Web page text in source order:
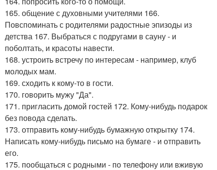
165. общение с духовными учителями 166.
Повспоминать с родителями радостные эпизоды из
детства 167. Выбраться с подругами в сауну - и
поболтать, и красоты навести.
168. устроить встречу по интересам - например, клуб
молодых мам.
169. сходить к кому-то в гости.
170. говорить мужу "Да".
171. пригласить домой гостей 172. Кому-нибудь подарок
без повода сделать.
173. отправить кому-нибудь бумажную открытку 174.
Написать кому-нибудь письмо на бумаге - и отправить
его.
175. пообщаться с родными - по телефону или вживую